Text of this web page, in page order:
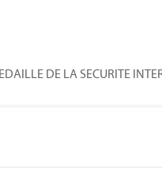
DE LA SECURITE